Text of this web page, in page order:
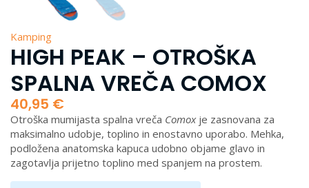
Kamping
HIGH PEAK – OTROŠKA
SPALNA VREČA COMOX
40,95 €
Otroška mumijasta spalna vreča Comoxje zasnovana za
maksimalno udobje, toplino in enostavno uporabo. Mehka,
podložena anatomska kapuca udobno objame glavo in
zagotavlja prijetno toplino med spanjem na prostem.